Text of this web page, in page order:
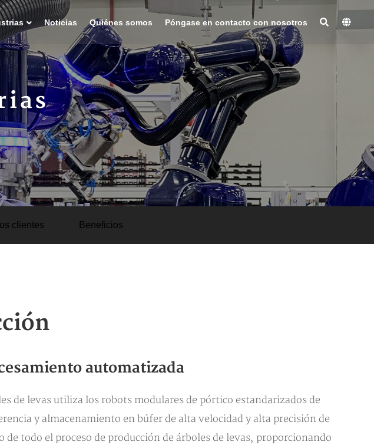
Noticias Quiénes somos Póngase en contacto con nosotros
clientes Beneficios
automatizada
de levas utiliza los robots modulares de pórtico estandarizados de
y almacenamiento en búfer de alta velocidad y alta precisión de
todo el proceso de producción de árboles de levas, proporcionando